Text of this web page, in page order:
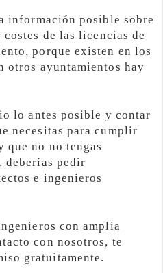
información posible sobre
de las licencias de
porque existen en los
otros ayuntamientos hay
lo antes posible y contar
necesitas para cumplir
que no no tengas
deberías pedir
e ingenieros
con amplia
con nosotros, te
gratuitamente.